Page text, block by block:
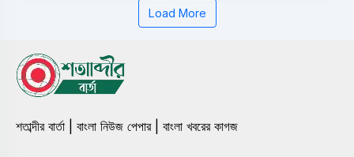
Load More
শতাব্দীর বার্তা | বাংলা নিউজ পেপার | বাংলা খবরের কাগজ